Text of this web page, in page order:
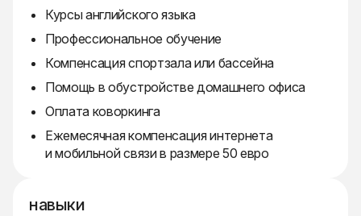
Курсы английского языка
Профессиональное обучение
Компенсация спортзала или бассейна
Помощь в обустройстве домашнего офиса
Оплата коворкинга
Ежемесячная компенсация интернета
и мобильной связи в размере 50 евро
навыки